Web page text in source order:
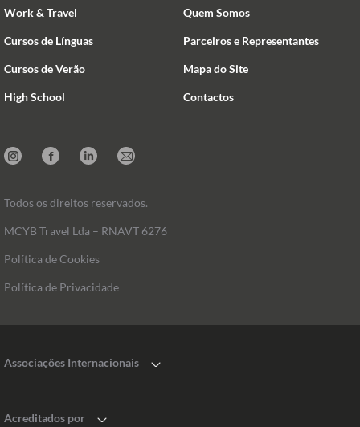
Work & Travel
Cursos de Línguas
Cursos de Verão
High School
Quem Somos
Parceiros e Representantes
Mapa do Site
Contactos
Todos os direitos reservados.
Política de Cookies
Política de Privacidade
InstagramFacebookLinkedinMail
MCYB Travel Lda – RNAVT 6276
Associações Internacionais
Acreditados por